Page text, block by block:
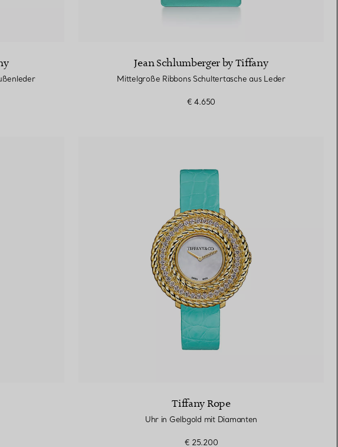
Jean Schlumberger by Tiffany
Mittelgroße Ribbons Schultertasche aus Leder
€ 4.650
Tiffany Rope
Uhr in Gelbgold mit Diamanten
€ 25.200